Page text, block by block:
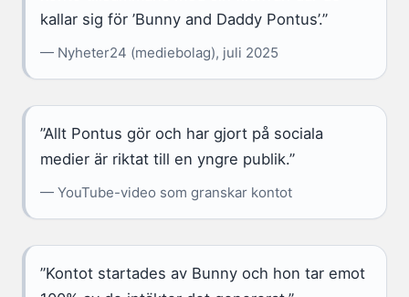
kallar sig för ’Bunny and Daddy Pontus’.”
— Nyheter24 (mediebolag), juli 2025
”Allt Pontus gör och har gjort på sociala
medier är riktat till en yngre publik.”
— YouTube-video som granskar kontot
”Kontot startades av Bunny och hon tar emot